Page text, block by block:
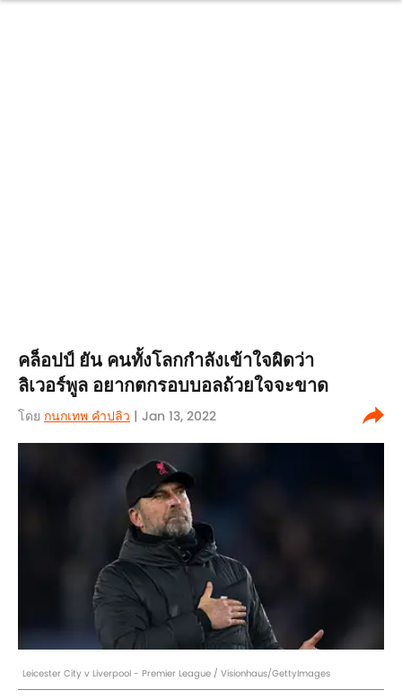
คล็อปป์ ยัน คนทั้งโลกกำลังเข้าใจผิดว่า
ลิเวอร์พูล อยากตกรอบบอลถ้วยใจจะขาด
โดย กนกเทพ คำปลิว | Jan 13, 2022
Leicester City v Liverpool - Premier League / Visionhaus/GettyImages